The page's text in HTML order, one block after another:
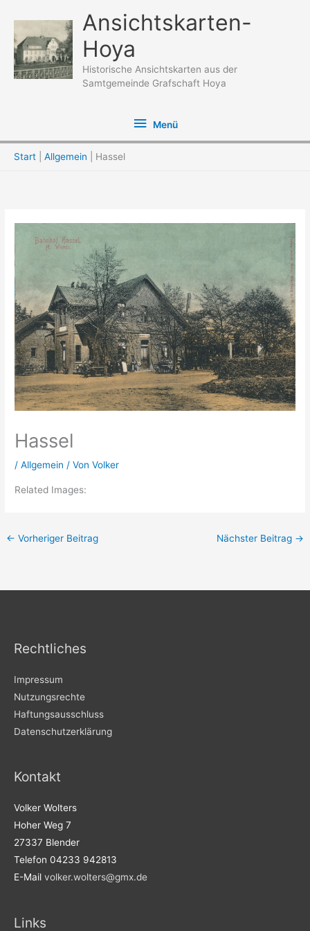
springen
Ansichtskarten-
Hoya
Historische Ansichtskarten aus der
Samtgemeinde Grafschaft Hoya
Menü
Menü
Start Allgemein Hassel
Hassel
/Allgemein / VonVolker
Related Images:
← Vorheriger Beitrag Nächster Beitrag →
Rechtliches
Impressum
Nutzungsrechte
Haftungsausschluss
Datenschutzerklärung
Kontakt
Volker Wolters
Hoher Weg 7
27337 Blender
Telefon 04233 942813
E-Mail volker.wolters@gmx.de
Links